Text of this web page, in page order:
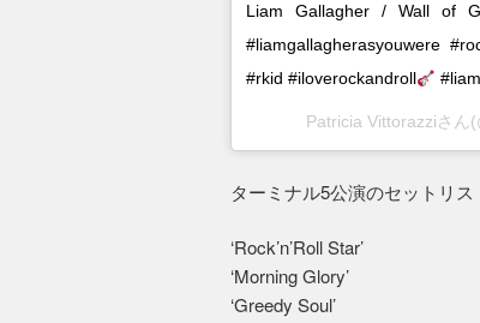
Liam Gallagher / Wall of
#liamgallagherasyouwere
#rkid #iloverockandroll
Patricia Vittorazziさん
ターミナル5公演のセットリス
‘Rock’n’Roll Star’
‘Morning Glory’
‘Greedy Soul’